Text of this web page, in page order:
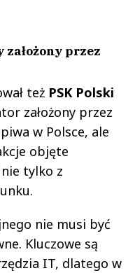
przez
też PSK Polski
założony przez
w Polsce, ale
objęte
tylko z
nie musi być
Kluczowe są
IT, dlatego w